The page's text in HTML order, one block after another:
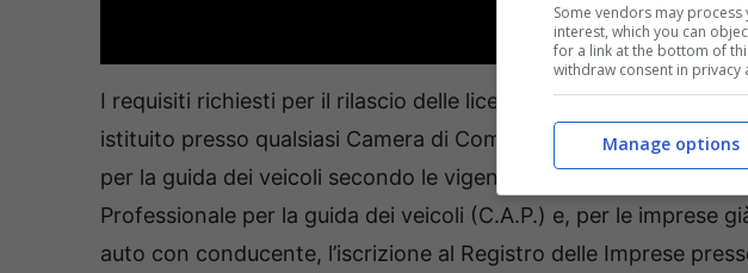
I requisiti richiesti per il rilascio delle licenze a concorso sono:
istituito presso qualsiasi Camera di Commercio delle Province
per la guida dei veicoli secondo le vigenti norme del Codice della
Professionale per la guida dei veicoli (C.A.P.) e, per le imprese
auto con conducente, l’iscrizione al Registro delle Imprese
Some vendors may
interest, which you can
for a link at the bottom of
withdraw consent in privacy
Manage options